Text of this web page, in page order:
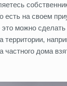
есть на своем
можно сделать
территории,
частного дома